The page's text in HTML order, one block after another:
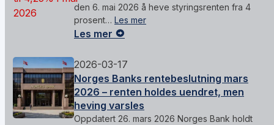
den 6. mai 2026 å heve styringsrenten fra 4
prosent… Les mer
Les mer
2026-03-17
Norges Banks rentebeslutning mars
2026 – renten holdes uendret, men
heving varsles
Oppdatert 26. mars 2026 Norges Bank holdt